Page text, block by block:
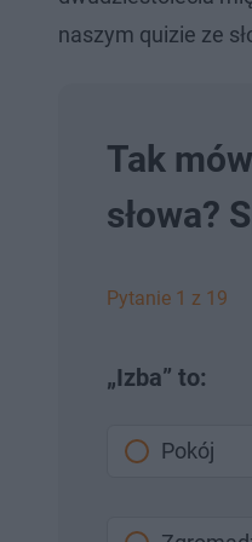
naszym quizie ze
Tak
słowa?
Pytanie 1 z 19
„Izba” to:
Pokój